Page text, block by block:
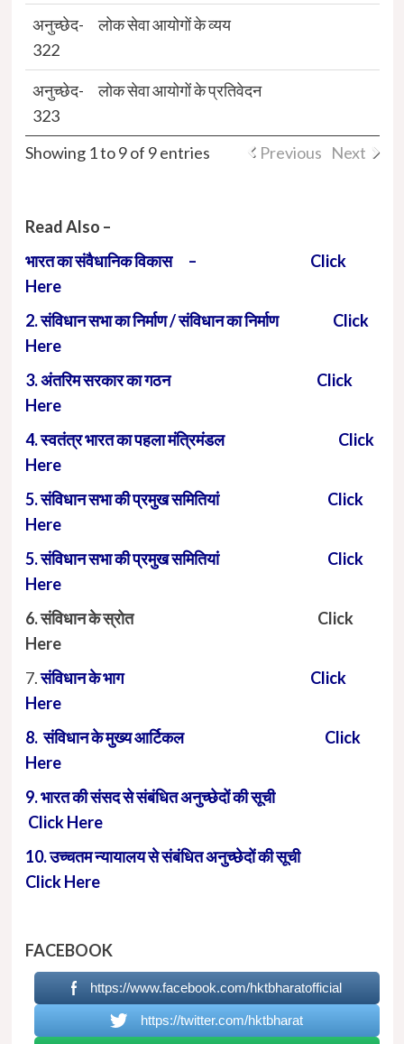
अनुच्छेद-
322
लोक सेवा आयोगों के व्यय
अनुच्छेद-
323
लोक सेवा आयोगों के प्रतिवेदन
Showing 1 to 9 of 9 entries Previous Next
Read Also –
भारत का संवैधानिक विकास – Click
Here
2. संविधान सभा का निर्माण / संविधान का निर्माण Click
Here
3. अंतरिम सरकार का गठन Click
Here
4. स्वतंत्र भारत का पहला मंत्रिमंडल Click
Here
5. संविधान सभा की प्रमुख समितियां Click
Here
5. संविधान सभा की प्रमुख समितियां Click
Here
6. संविधान के स्रोत Click
Here
7.संविधान के भाग Click
Here
8. संविधान के मुख्य आर्टिकल Click
Here
9. भारत की संसद से संबंधित अनुच्छेदों की सूची
Click Here
10. उच्चतम न्यायालय से संबंधित अनुच्छेदों की सूची
Click Here
FACEBOOK
https://www.facebook.com/hktbharatofficial
https://twitter.com/hktbharat